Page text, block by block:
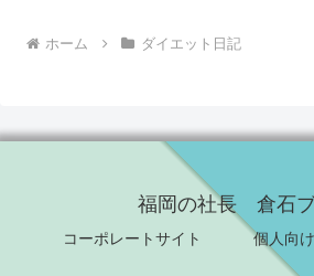
ホーム ダイエット日記
福岡の社長 倉石
コーポレートサイト
個人向